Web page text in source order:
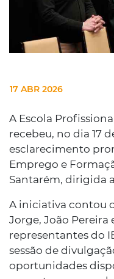
17 ABR 2026
A Escola
recebeu, no dia 17
esclarecimento
Emprego e
Santarém, dirigida
A iniciativa contou
Jorge, João Pereira
representantes do
sessão de
oportunidades